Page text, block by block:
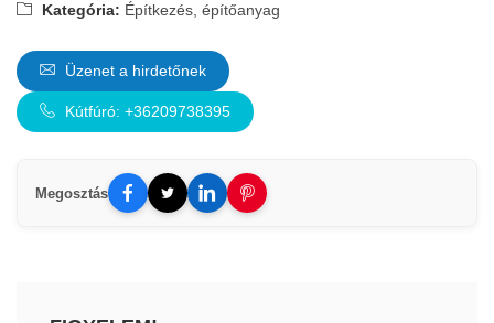
Kategória: Építkezés, építőanyag
Üzenet a hirdetőnek
Kútfúró: +36209738395
Megosztás